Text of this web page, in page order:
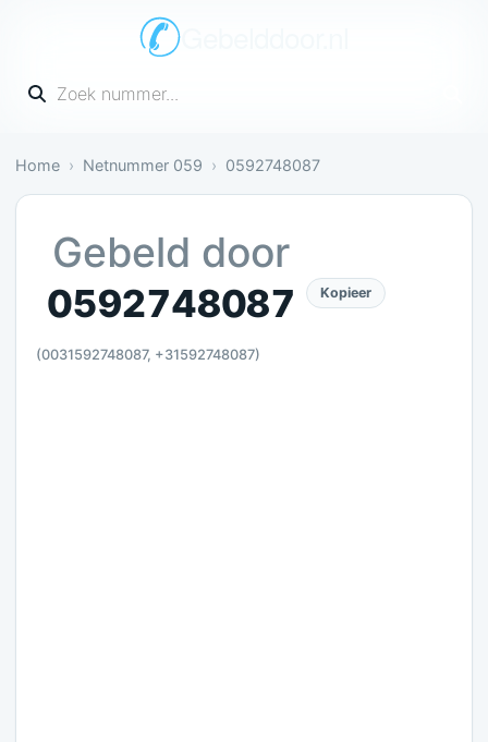
Gebelddoor.nl
Vul een telefoonnummer in
Home Netnummer 059 0592748087
Irritant: 4 meldingen bevestigen dit
Gebeld door
0592748087
(0031592748087, +31592748087)
Kopieer